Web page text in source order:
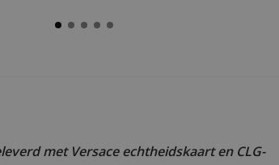
met Versace echtheidskaart en CLG-